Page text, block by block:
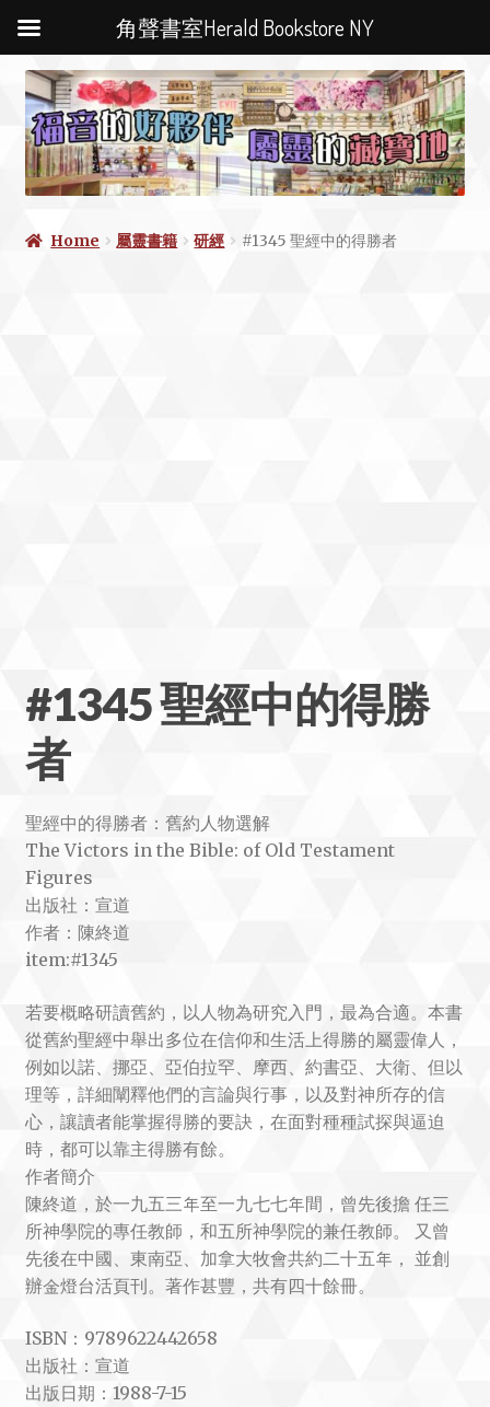
Home 屬靈書籍 研經 #1345 聖經中的得勝者
#1345 聖經中的得勝
者
聖經中的得勝者：舊約人物選解
The Victors in the Bible: of Old Testament
Figures
出版社：宣道
作者：陳終道
item:#1345
若要概略研讀舊約，以人物為研究入門，最為合適。本書
從舊約聖經中舉出多位在信仰和生活上得勝的屬靈偉人，
例如以諾、挪亞、亞伯拉罕、摩西、約書亞、大衛、但以
理等，詳細闡釋他們的言論與行事，以及對神所存的信
心，讓讀者能掌握得勝的要訣，在面對種種試探與逼迫
時，都可以靠主得勝有餘。
作者簡介
陳終道，於一九五三年至一九七七年間，曾先後擔 任三
所神學院的專任教師，和五所神學院的兼任教師。 又曾
先後在中國、東南亞、加拿大牧會共約二十五年， 並創
辦金燈台活頁刊。著作甚豐，共有四十餘冊。
ISBN：9789622442658
出版社：宣道
出版日期：1988-7-15
角聲書室Herald Bookstore NY